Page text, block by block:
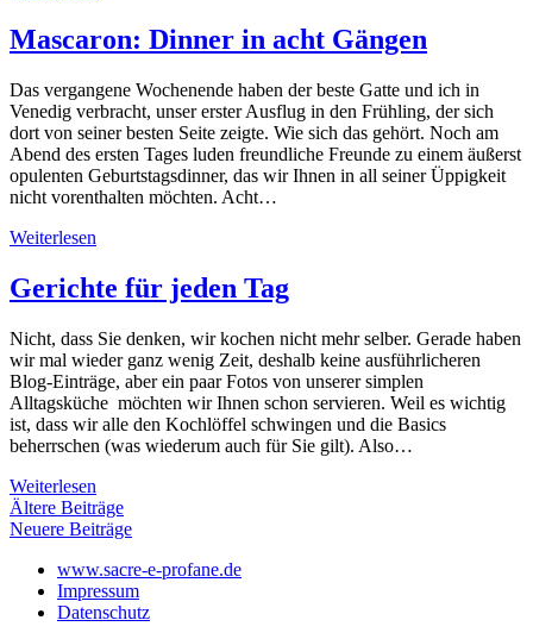
Mascaron: Dinner in acht Gängen
Das vergangene Wochenende haben der beste Gatte und ich in
Venedig verbracht, unser erster Ausflug in den Frühling, der sich
dort von seiner besten Seite zeigte. Wie sich das gehört. Noch am
Abend des ersten Tages luden freundliche Freunde zu einem äußerst
opulenten Geburtstagsdinner, das wir Ihnen in all seiner Üppigkeit
nicht vorenthalten möchten. Acht…
Weiterlesen
Gerichte für jeden Tag
Nicht, dass Sie denken, wir kochen nicht mehr selber. Gerade haben
wir mal wieder ganz wenig Zeit, deshalb keine ausführlicheren
Blog-Einträge, aber ein paar Fotos von unserer simplen
Alltagsküche möchten wir Ihnen schon servieren. Weil es wichtig
ist, dass wir alle den Kochlöffel schwingen und die Basics
beherrschen (was wiederum auch für Sie gilt). Also…
Weiterlesen
Beitragsnavigation
Ältere Beiträge
Neuere Beiträge
www.sacre-e-profane.de
Impressum
Datenschutz